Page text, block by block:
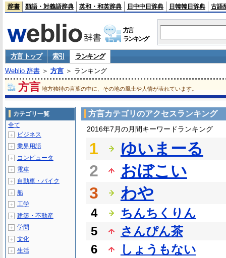
辞書 類語・対義語辞典 英和・和英辞典 日中中日辞典 日韓韓日辞典 古語
方言
ランキング
方言 トップ 索引
ランキング
Weblio 辞書＞ 方言＞ ランキング
方言 地方独特の言葉の中に、その地の風土や人情が表れています。
方言カテゴリのアクセスランキング
2016年7月の月間キーワードランキング
1
ゆいまーる
2
おぼこい
3
わや
4
ちんちくりん
5
さんぴん茶
6
しょうもない
カテゴリ一覧
全て
＋ ビジネス
＋ 業界用語
＋ コンピュータ
＋ 電車
＋ 自動車・バイク
＋ 船
＋ 工学
＋ 建築・不動産
＋ 学問
＋ 文化
＋ 生活